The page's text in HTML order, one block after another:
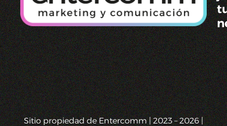
Sitio propiedad de Entercomm | 2023 – 2026 |